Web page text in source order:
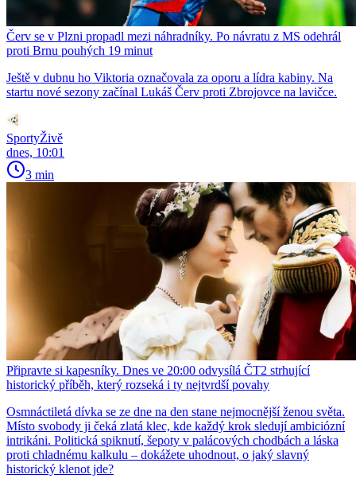
Červ se v Plzni propadl mezi náhradníky. Po návratu z MS odehrál
proti Brnu pouhých 19 minut
Ještě v dubnu ho Viktoria označovala za oporu a lídra kabiny. Na
startu nové sezony začínal Lukáš Červ proti Zbrojovce na lavičce.
SportyŽivě
dnes, 10:01
3 min
Připravte si kapesníky. Dnes ve 20:00 odvysílá ČT2 strhující
historický příběh, který rozseká i ty nejtvrdší povahy
Osmnáctiletá dívka se ze dne na den stane nejmocnější ženou světa.
Místo svobody ji čeká zlatá klec, kde každý krok sledují ambiciózní
intrikáni. Politická spiknutí, šepoty v palácových chodbách a láska
proti chladnému kalkulu – dokážete uhodnout, o jaký slavný
historický klenot jde?